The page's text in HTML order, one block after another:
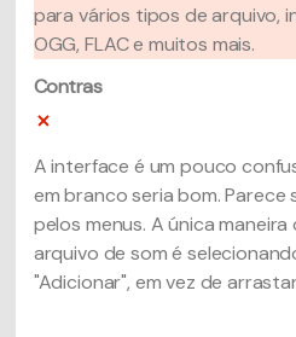
para vários tipos de arquivo,
OGG, FLAC e muitos mais.
Contras
A interface é um pouco
em branco seria bom.
pelos menus. A única
arquivo de som é
"Adicionar", em vez de